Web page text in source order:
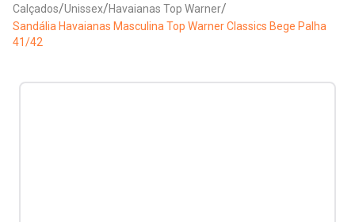
Calçados/Unissex/Havaianas Top Warner/
Sandália Havaianas Masculina Top Warner Classics Bege Palha
41/42